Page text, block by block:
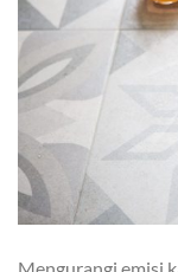
Mengurangi emisi